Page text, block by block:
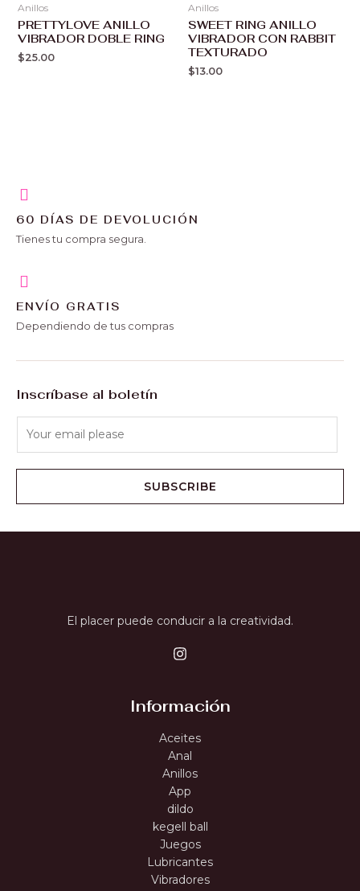
Anillos
PRETTYLOVE ANILLO
VIBRADOR DOBLE RING
$25.00
Anillos
SWEET RING ANILLO
VIBRADOR CON RABBIT
TEXTURADO
$13.00
60 DÍAS DE DEVOLUCIÓN
Tienes tu compra segura.
ENVÍO GRATIS
Dependiendo de tus compras
Inscríbase al boletín
SUBSCRIBE
El placer puede conducir a la creatividad.
Información
Aceites
Anal
Anillos
App
dildo
kegell ball
Juegos
Lubricantes
Vibradores